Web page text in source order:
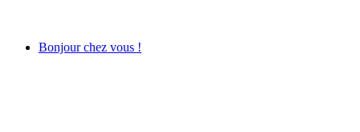
Bonjour chez vous !